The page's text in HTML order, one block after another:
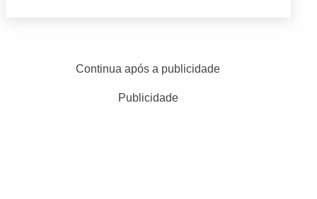
Continua após a publicidade
Publicidade